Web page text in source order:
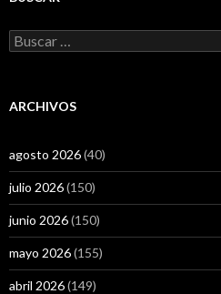
Buscar:
ARCHIVOS
agosto 2026(40)
julio 2026(150)
junio 2026(150)
mayo 2026(155)
abril 2026(149)